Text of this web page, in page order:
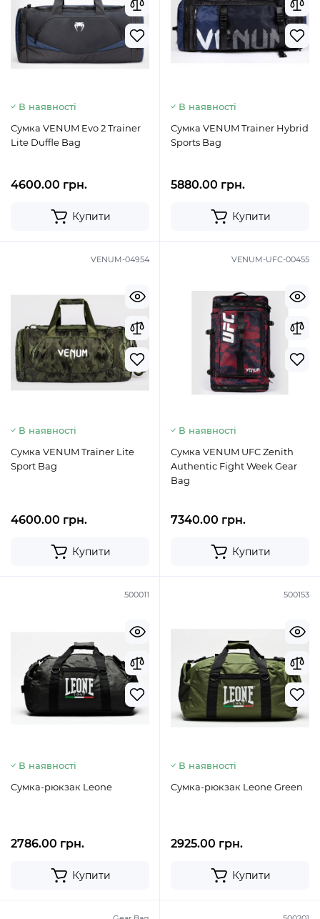
В наявності
Сумка VENUM Evo 2 Trainer
Lite Duffle Bag
4600.00 грн.
Купити
В наявності
Сумка VENUM Trainer Hybrid
Sports Bag
5880.00 грн.
Купити
VENUM-04954
В наявності
Сумка VENUM Trainer Lite
Sport Bag
4600.00 грн.
Купити
VENUM-UFC-00455
В наявності
Сумка VENUM UFC Zenith
Authentic Fight Week Gear
Bag
7340.00 грн.
Купити
500011
В наявності
Сумка-рюкзак Leone
2786.00 грн.
Купити
500153
В наявності
Сумка-рюкзак Leone Green
2925.00 грн.
Купити